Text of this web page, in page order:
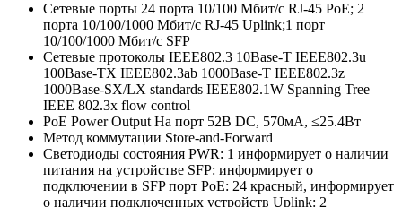
Сетевые порты 24 порта 10/100 Мбит/с RJ-45 PoE; 2
порта 10/100/1000 Мбит/с RJ-45 Uplink;1 порт
10/100/1000 Мбит/с SFP
Сетевые протоколы IEEE802.3 10Base-T IEEE802.3u
100Base-TX IEEE802.3ab 1000Base-T IEEE802.3z
1000Base-SX/LX standards IEEE802.1W Spanning Tree
IEEE 802.3x flow control
PoE Power Output На порт 52В DC, 570мА, ≤25.4Вт
Метод коммутации Store-and-Forward
Светодиоды состояния PWR: 1 информирует о наличии
питания на устройстве SFP: информирует о
подключении в SFP порт PoE: 24 красный, информирует
о наличии подключенных устройств Uplink: 2